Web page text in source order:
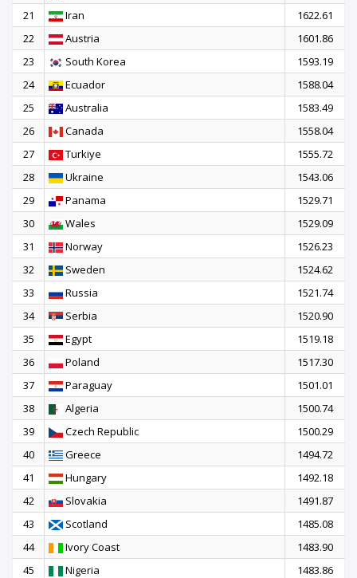
21
Iran
1622.61
22
Austria
1601.86
23
South Korea
1593.19
24
Ecuador
1588.04
25
Australia
1583.49
26
Canada
1558.04
27
Turkiye
1555.72
28
Ukraine
1543.06
29
Panama
1529.71
30
Wales
1529.09
31
Norway
1526.23
32
Sweden
1524.62
33
Russia
1521.74
34
Serbia
1520.90
35
Egypt
1519.18
36
Poland
1517.30
37
Paraguay
1501.01
38
Algeria
1500.74
39
Czech Republic
1500.29
40
Greece
1494.72
41
Hungary
1492.18
42
Slovakia
1491.87
43
Scotland
1485.08
44
Ivory Coast
1483.90
45
Nigeria
1483.86